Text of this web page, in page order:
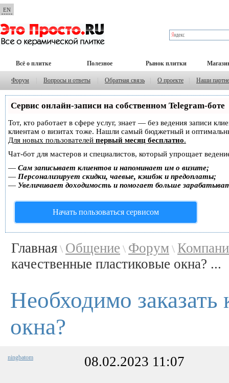
EN
Всё о плитке Полезное Рынок плитки
Форум Вопросы и ответы Обратная связь О проекте Наши
Сервис онлайн-записи на собственном Telegram-боте
Тот, кто работает в сфере услуг, знает — без ведения записи
клиентам о визитах тоже. Нашли самый бюджетный и
Для новых пользователей первый месяц бесплатно.
Чат-бот для мастеров и специалистов, который упрощает
— Сам записывает клиентов и напоминает им о визите;
— Персонализирует скидки, чаевые, кэшбэк и предоплаты;
— Увеличивает доходимость и помогает больше
Начать пользоваться сервисом
Главная \ Общение \ Форум \
качественные пластиковые окна? ...
Необходимо заказать
окна?
ningbatom 08.02.2023 11:07